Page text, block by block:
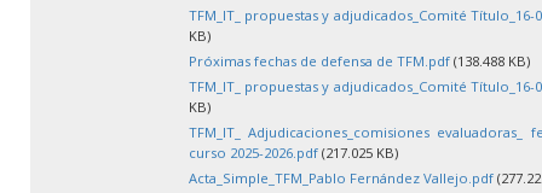
TFM_IT_ propuestas y adjudicados_Comité Título_16-
KB)
Próximas fechas de defensa de TFM.pdf (138.488 KB)
TFM_IT_ propuestas y adjudicados_Comité Título_16-
KB)
TFM_IT_ Adjudicaciones_comisiones evaluadoras_
curso 2025-2026.pdf (217.025 KB)
Acta_Simple_TFM_Pablo Fernández Vallejo.pdf